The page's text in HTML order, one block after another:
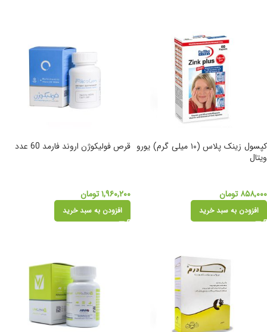
کپسول زینک پلاس (۱۰ میلی گرم) یورو
ویتال
۸۵۸,۰۰۰ تومان
افزودن به سبد خرید
قرص فولیکوژن اروند فارمد 60 عدد
۱,۹۶۰,۲۰۰تومان
افزودن به سبد خرید